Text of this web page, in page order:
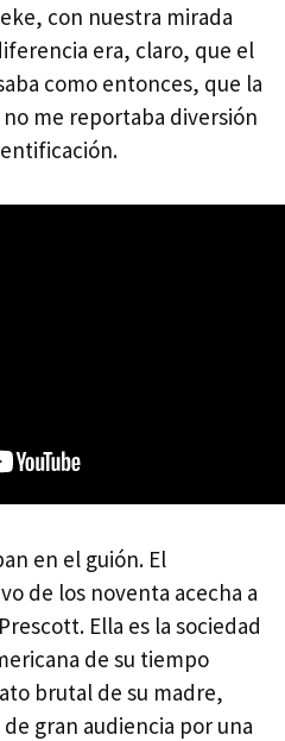
con nuestra mirada
era, claro, que el
como entonces, que la
me reportaba diversión
en el guión. El
de los noventa acecha a
Ella es la sociedad
de su tiempo
brutal de su madre,
gran audiencia por una